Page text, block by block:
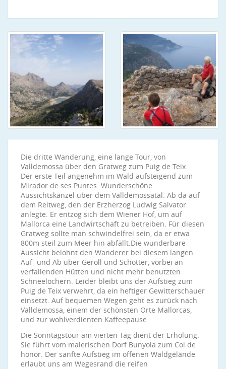
Die dritte Wanderung, eine lange Tour, von
Valldemossa über den Gratweg zum Puig de Teix.
Der erste Teil angenehm im Wald aufsteigend zum
Mirador de ses Puntes. Wunderschöne
Aussichtskanzel über dem Valldemossatal. Ab da auf
dem Reitweg, den der Erzherzog Ludwig Salvator
anlegte. Er entzog sich dem Wiener Hof, um auf
Mallorca eine Landwirtschaft zu betreiben. Für diesen
Gratweg sollte man schwindelfrei sein, da er etwa
800m steil zum Meer hin abfällt.Die wunderbare
Aussicht belohnt den Wanderer bei diesem langen
Auf- und Ab über Geröll und Schotter, vorbei an
verfallenden Hütten und nicht mehr benutzten
Schneelöchern. Leider bleibt uns der Aufstieg zum
Puig de Teix verwehrt, da ein heftiger Gewitterschauer
einsetzt. Auf bequemen Wegen geht es zurück nach
Valldemossa, einem der schönsten Orte Mallorcas,
und zur wohlverdienten Kaffeepause.
Die Sonntagstour am vierten Tag dient der Erholung.
Sie führt vom malerischen Dorf Bunyola zum Col de
honor. Der sanfte Aufstieg im offenen Waldgelände
erlaubt uns am Wegesrand die reifen